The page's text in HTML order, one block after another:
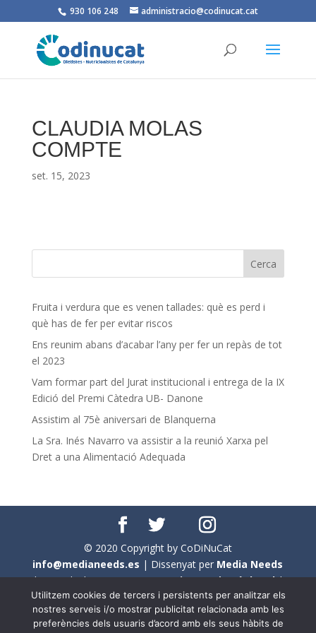
930 106 248 administracio@codinucat.cat
CLAUDIA MOLAS
COMPTE
set. 15, 2023
Fruita i verdura que es venen tallades: què es perd i
què has de fer per evitar riscos
Ens reunim abans d’acabar l’any per fer un repàs de tot
el 2023
Vam formar part del Jurat institucional i entrega de la IX
Edició del Premi Càtedra UB- Danone
Assistim al 75è aniversari de Blanquerna
La Sra. Inés Navarro va assistir a la reunió Xarxa pel
Dret a una Alimentació Adequada
© 2020 Copyright by CoDiNuCat
info@medianeeds.es | Dissenyat per Media Needs
| Tots els drets reservats aCoDiNuCat |Avís legal|
Avís per cookies
En aquest web s'ha tingut en compte l'ús no sexista del
Utilitzem cookies de tercers i persistents per analitzar els
nostres serveis i/o mostrar publicitat relacionada amb les
preferències dels usuaris d’acord amb els seus hàbits de